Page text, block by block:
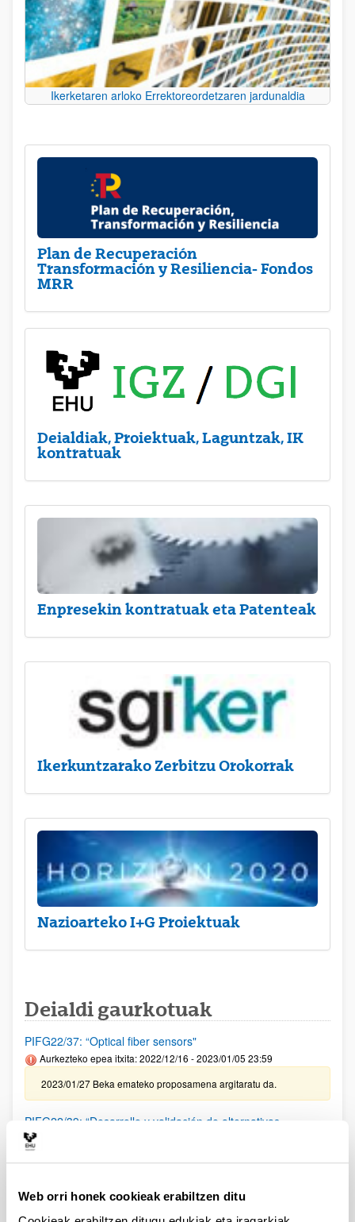
Web orri honek cookieak erabiltzen ditu
Ikerketaren arloko Errektoreordetzaren jardunaldia
Plan de Recuperación
Transformación y Resiliencia- Fondos
MRR
Deialdiak, Proiektuak, Laguntzak, IK
kontratuak
Enpresekin kontratuak eta Patenteak
Ikerkuntzarako Zerbitzu Orokorrak
Nazioarteko I+G Proiektuak
Deialdi gaurkotuak
PIFG22/37: “Optical fiber sensors"
Aurkezteko epea itxita: 2022/12/16 - 2023/01/05 23:59
2023/01/27 Beka emateko proposamena argitaratu da.
PIFG22/39: “Desarrollo y validación de alternativas
sostenibles basadas en biopolímeros para la conservación
del patrimonio cultural"
2023/01/25 Beka emateko proposamena argitaratu da.